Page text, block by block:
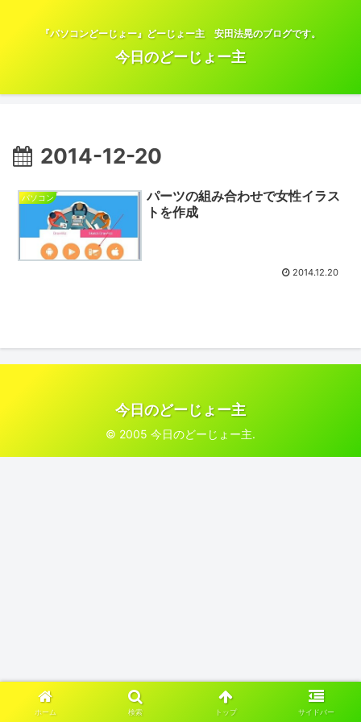
『パソコンどーじょー』どーじょー主 安田法晃のブログです。
今日のどーじょー主
2014-12-20
パソコン
パーツの組み合わせで女性イラス
トを作成
2014.12.20
今日のどーじょー主
© 2005 今日のどーじょー主.
ホーム 検索 トップ サイドバー